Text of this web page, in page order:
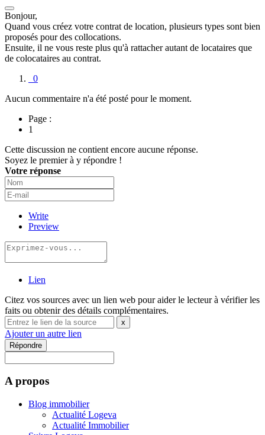
Bonjour,
Quand vous créez votre contrat de location, plusieurs types sont bien
proposés pour des collocations.
Ensuite, il ne vous reste plus qu'à rattacher autant de locataires que
de colocataires au contrat.
0
Aucun commentaire n'a été posté pour le moment.
Page :
1
Cette discussion ne contient encore aucune réponse.
Soyez le premier à y répondre !
Votre réponse
Write
Preview
Lien
Citez vos sources avec un lien web pour aider le lecteur à vérifier les
faits ou obtenir des détails complémentaires.
x
Ajouter un autre lien
Répondre
A propos
Blog immobilier
Actualité Logeva
Actualité Immobilier